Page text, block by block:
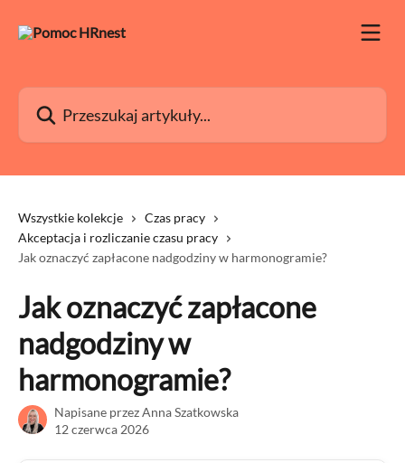
Przeszukaj artykuły...
Wszystkie kolekcje
Czas pracy
Akceptacja i rozliczanie czasu pracy
Jak oznaczyć zapłacone nadgodziny w harmonogramie?
Jak oznaczyć zapłacone
nadgodziny w
harmonogramie?
Napisane przezAnna Szatkowska
12 czerwca 2026